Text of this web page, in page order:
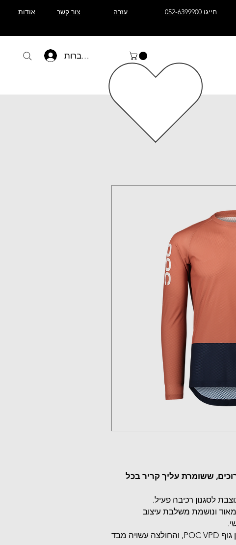
אודות צור קשר עזרה חייגו 052-6399900
להתחברות
ששומרת עליך קריר בכל
לסגנון רכיבה פעיל.
ונושמת משלבת עיצוב
הגזרה מותאמת באופן מושלם למיגון גוף POC VPD, והחולצה עשויה מבד